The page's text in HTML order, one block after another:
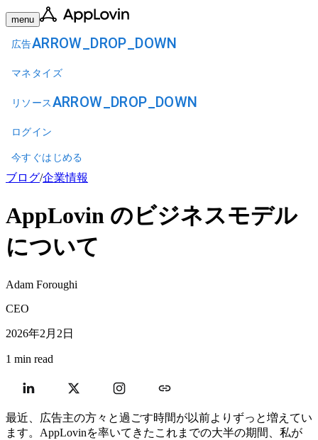
menu
広告ARROW_DROP_DOWN
マネタイズ
リソースARROW_DROP_DOWN
ログイン
今すぐはじめる
ブログ/企業情報
AppLovin のビジネスモデル
について
Adam Foroughi
CEO
2026年2月2日
1 min read
最近、広告主の方々と過ごす時間が以前よりずっと増えてい
ます。AppLovinを率いてきたこれまでの大半の期間、私が